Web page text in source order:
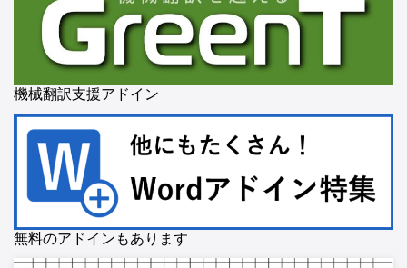
機械翻訳支援アドイン
無料のアドインもあります